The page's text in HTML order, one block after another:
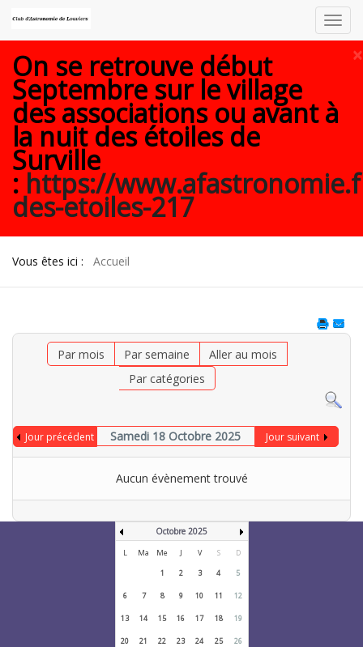
×
On se retrouve début
Septembre sur le village
des associations ou avant à
la nuit des étoiles de
Surville
: https://
des-etoiles-217
Vous êtes ici : Accueil
Par mois Par semaine
Aller au mois
Par catégories
Jour précédent Samedi 18 Octobre 2025 Jour suivant
Aucun évènement trouvé
Octobre 2025
L Ma Me J V S
D
1
2 3 4 5
6 7 8 9 10 11 12
13 14 15 16 17 18 19
20 21 22 23 24 25 26